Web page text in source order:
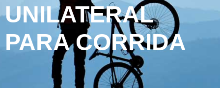
UNILATERAL
PARA CORRIDA